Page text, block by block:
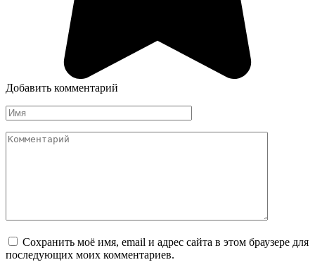
Добавить комментарий
Имя
Комментарий
Сохранить моё имя, email и адрес сайта в этом браузере для
последующих моих комментариев.